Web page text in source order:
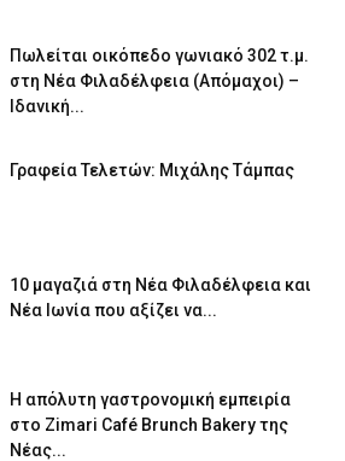
Πωλείται οικόπεδο γωνιακό 302 τ.μ.
στη Νέα Φιλαδέλφεια (Απόμαχοι) –
Ιδανική...
Γραφεία Τελετών: Μιχάλης Τάμπας
10 μαγαζιά στη Νέα Φιλαδέλφεια και
Νέα Ιωνία που αξίζει να...
Η απόλυτη γαστρονομική εμπειρία
στο Zimari Café Brunch Bakery της
Νέας...